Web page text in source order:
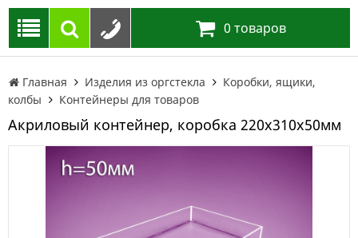
0 товаров
Главная Изделия из оргстекла
Коробки, ящики,
колбы
Контейнеры для товаров
Акриловый контейнер, коробка 220х310х50мм